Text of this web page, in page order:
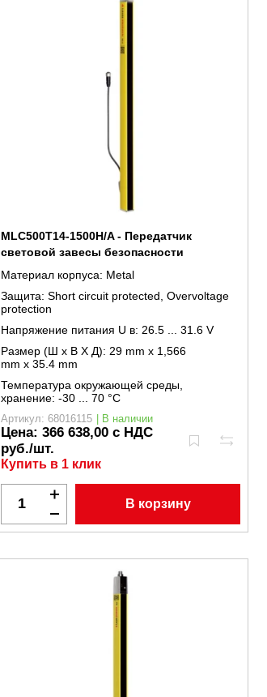
MLC500T14-1500H/A - Передатчик
световой завесы безопасности
Материал корпуса: Metal
Защита:Short circuit protected, Overvoltage
protection
Напряжение питания U в: 26.5 ... 31.6 V
Размер (Ш x В X Д): 29 mm x 1,566
mm x 35.4 mm
Температура окружающей среды,
хранение:-30 ... 70 °C
Артикул: 68016115 | В наличии
Цена: 366 638,00 с НДС
руб./шт.
Купить в 1 клик
В корзину